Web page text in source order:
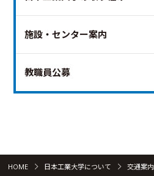
施設・センター案内
教職員公募
HOME 日本工業大学について 交通案内